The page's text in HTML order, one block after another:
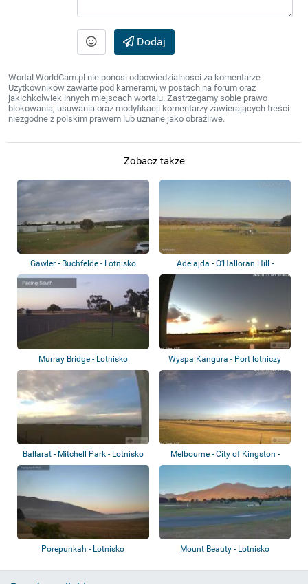
Dodaj
Wortal WorldCam.pl nie ponosi odpowiedzialności za komentarze
Użytkowników zawarte pod kamerami, w postach na forum oraz
jakichkolwiek innych miejscach wortalu. Zastrzegamy sobie prawo
blokowania, usuwania oraz modyfikacji komentarzy zawierających treści
niezgodne z polskim prawem lub uznane jako obraźliwe.
Zobacz także
Gawler - Buchfelde - Lotnisko
Gawler
Adelajda - O'Halloran Hill -
Holdfast Mo...
Murray Bridge - Lotnisko
Wyspa Kangura - Port lotniczy
Kingscote
Ballarat - Mitchell Park - Lotnisko
Melbourne - City of Kingston -
Moorabbin...
Porepunkah - Lotnisko Mount Beauty - Lotnisko